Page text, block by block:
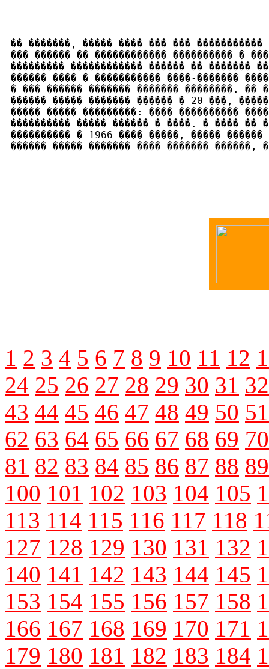
�� �������, ����� ���� ��� ���
��� ������ �� ������������ ���������� �
��������� ������������ ������ ��
������ ���� � ����������� ����-�������
� ��� ������ ������� ������� ��������. ��
������ ����� ������� ������ � 20 ���,
����� ����� ���������: ���� ����������
���������� ����� ������ � ����. � ���� ��
���������� � 1966 ���� �����, �����
������ ����� ������� ����-�������
1 2 3 4 5 6 7 8 9 10 11 12
24 25 26 27 28 29 30 31 32
43 44 45 46 47 48 49 50 51
62 63 64 65 66 67 68 69 70
81 82 83 84 85 86 87 88 89
100 101 102 103 104 105
113 114 115 116 117 118
127 128 129 130 131 132
140 141 142 143 144 145
153 154 155 156 157 158
166 167 168 169 170 171
179 180 181 182 183 184